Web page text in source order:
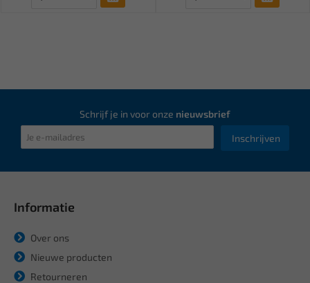
Schrijf je in voor onze nieuwsbrief
Inschrijven
Informatie
Over ons
Nieuwe producten
Retourneren